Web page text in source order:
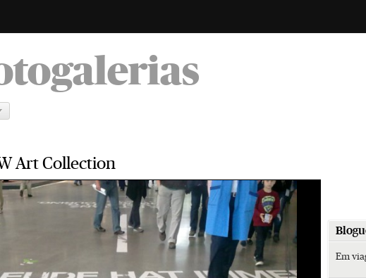
Art Collection
Em